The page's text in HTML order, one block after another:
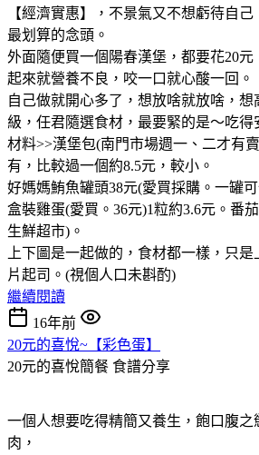
【經濟實惠】，不景氣又不想虧待自
最划算的念頭。
外面隨便買一個陽春漢堡，都要花20
起來就營養不良，咬一口就心酸一回。
自己做就開心多了，想放啥就放啥，
級，任君隨選食材，最要緊的是～吃得
材料>>漢堡包(南門市場週一、二才有
有，比較過一個約8.5元，較小。
好媽媽鮪魚罐頭38元(愛買採購。一罐可
盒裝雞蛋(愛買。36元)1粒約3.6元。番
生鮮超市)。
上下圖是一起做的，食材都一樣，只
片起司。(視個人口未斟酌)
繼續閱讀
16年前
20元的喜悅~【彩色蛋】
20元的喜悅簡餐 食譜分享
一個人想要吃得精簡又養生，飽口腹之
肉，